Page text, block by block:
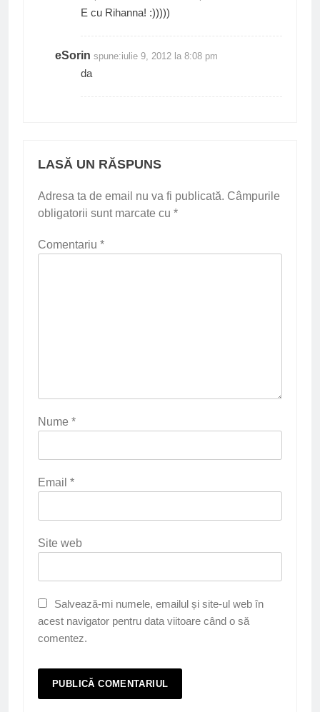
E cu Rihanna! :)))))
eSorin spune:iulie 9, 2012 la 8:08 pm
da
LASĂ UN RĂSPUNS
Adresa ta de email nu va fi publicată. Câmpurile
obligatorii sunt marcate cu *
Comentariu *
Nume *
Email *
Site web
Salvează-mi numele, emailul și site-ul web în
acest navigator pentru data viitoare când o să
comentez.